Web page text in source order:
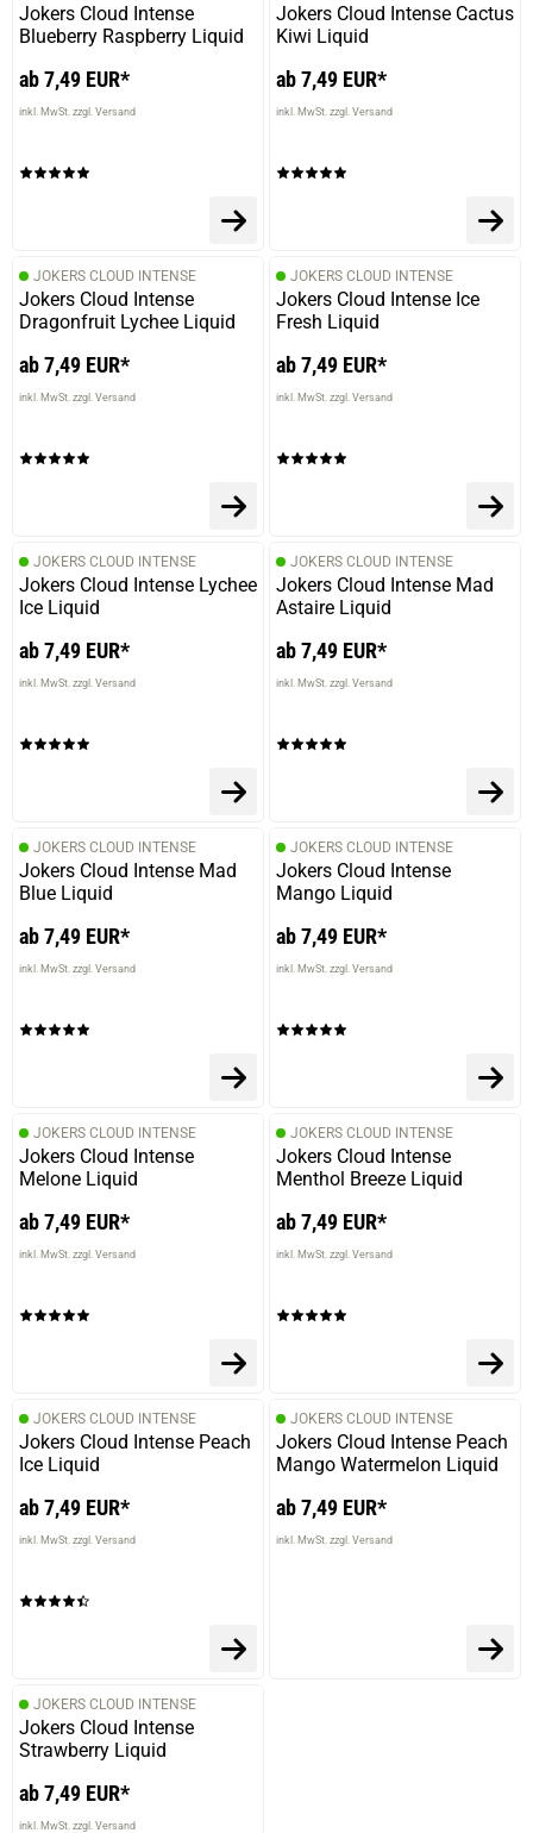
prev
29.10.2025 — viaTrustedshops.de
Philip P.
verifizierter Onlinekauf.
Die Bewertung erfolgte ohne Abgabe eines Kommentars
Trustedshops.de
verifizierter Onlinekauf.
Die Bewertung erfolgte ohne Abgabe eines Kommentars
Astrid M.
verifizierter Onlinekauf.
Die Bewertung erfolgte ohne Abgabe eines Kommentars
Linus H.
04.07.2025 — viaTrustedshops.de
Jürgen B.
verifizierter Onlinekauf.
Die Bewertung erfolgte ohne Abgabe eines Kommentars
Jokers Cloud Intense
Blueberry Raspberry Liquid
ab 7,49 EUR*
inkl. MwSt. zzgl. Versand
Jokers Cloud Intense Cactus
Kiwi Liquid
ab 7,49 EUR*
inkl. MwSt. zzgl. Versand
JOKERS CLOUD INTENSE
Jokers Cloud Intense
Dragonfruit Lychee Liquid
ab 7,49 EUR*
inkl. MwSt. zzgl. Versand
JOKERS CLOUD INTENSE
Jokers Cloud Intense Ice
Fresh Liquid
ab 7,49 EUR*
inkl. MwSt. zzgl. Versand
JOKERS CLOUD INTENSE
Jokers Cloud Intense Lychee
Ice Liquid
ab 7,49 EUR*
inkl. MwSt. zzgl. Versand
JOKERS CLOUD INTENSE
Jokers Cloud Intense Mad
Astaire Liquid
ab 7,49 EUR*
inkl. MwSt. zzgl. Versand
JOKERS CLOUD INTENSE
Jokers Cloud Intense Mad
Blue Liquid
ab 7,49 EUR*
inkl. MwSt. zzgl. Versand
JOKERS CLOUD INTENSE
Jokers Cloud Intense
Mango Liquid
ab 7,49 EUR*
inkl. MwSt. zzgl. Versand
JOKERS CLOUD INTENSE
Jokers Cloud Intense
Melone Liquid
ab 7,49 EUR*
inkl. MwSt. zzgl. Versand
JOKERS CLOUD INTENSE
Jokers Cloud Intense
Menthol Breeze Liquid
ab 7,49 EUR*
inkl. MwSt. zzgl. Versand
JOKERS CLOUD INTENSE
Jokers Cloud Intense Peach
Ice Liquid
ab 7,49 EUR*
inkl. MwSt. zzgl. Versand
JOKERS CLOUD INTENSE
Jokers Cloud Intense Peach
Mango Watermelon Liquid
ab 7,49 EUR*
inkl. MwSt. zzgl. Versand
JOKERS CLOUD INTENSE
Jokers Cloud Intense
Strawberry Liquid
ab 7,49 EUR*
inkl. MwSt. zzgl. Versand